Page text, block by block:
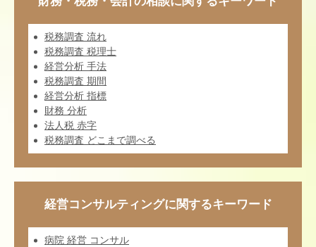
税務調査 流れ
税務調査 税理士
経営分析 手法
税務調査 期間
経営分析 指標
財務 分析
法人税 赤字
税務調査 どこまで調べる
経営コンサルティングに関するキーワード
病院 経営 コンサル